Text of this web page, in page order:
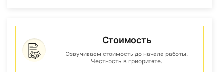
Стоимость
Озвучиваем стоимость до начала работы.
Честность в приоритете.